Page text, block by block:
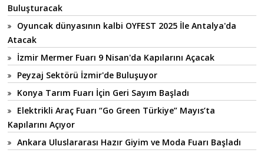
Buluşturacak
Oyuncak dünyasının kalbi OYFEST 2025 İle Antalya'da
Atacak
İzmir Mermer Fuarı 9 Nisan'da Kapılarını Açacak
Peyzaj Sektörü İzmir'de Buluşuyor
Konya Tarım Fuarı İçin Geri Sayım Başladı
Elektrikli Araç Fuarı “Go Green Türkiye” Mayıs’ta
Kapılarını Açıyor
Ankara Uluslararası Hazır Giyim ve Moda Fuarı Başladı